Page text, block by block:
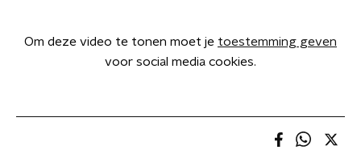
Om deze video te tonen moet je toestemming geven
voor social media cookies.